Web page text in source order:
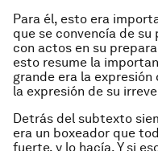
Para él, esto era
que se convencía de
con actos en su
esto resume la
grande era la expresión
la expresión de su
Detrás del subtexto
era un boxeador que
fuerte, y lo hacía. Y si